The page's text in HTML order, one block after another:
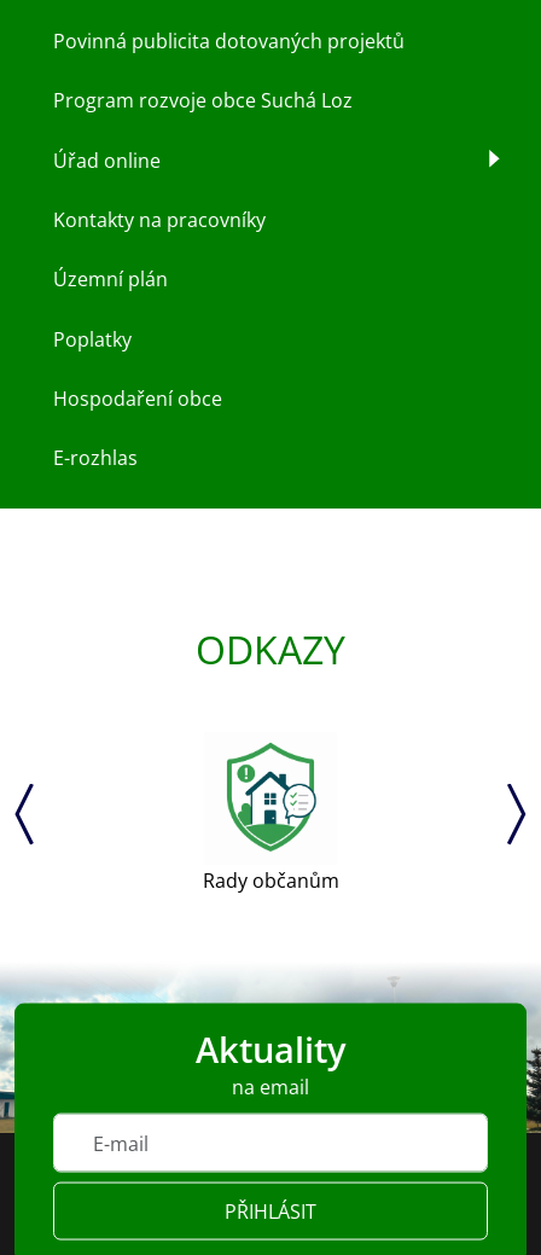
Povinná publicita dotovaných projektů
Program rozvoje obce Suchá Loz
Úřad online
Kontakty na pracovníky
Územní plán
Poplatky
Hospodaření obce
E-rozhlas
ODKAZY
Rady občanům
Aktuality
na email
PŘIHLÁSIT